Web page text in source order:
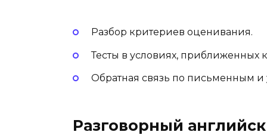
Разбор критериев оценивания.
Тесты в условиях, приближенных
Обратная связь по письменным и
Разговорный